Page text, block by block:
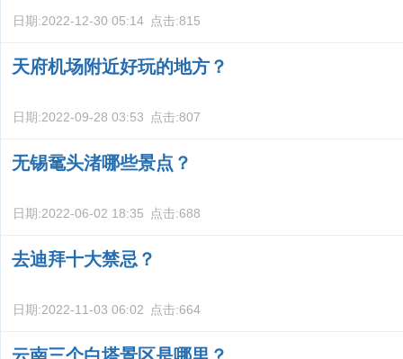
日期:2022-12-30 05:14 点击:815
天府机场附近好玩的地方？
日期:2022-09-28 03:53 点击:807
无锡鼋头渚哪些景点？
日期:2022-06-02 18:35 点击:688
去迪拜十大禁忌？
日期:2022-11-03 06:02 点击:664